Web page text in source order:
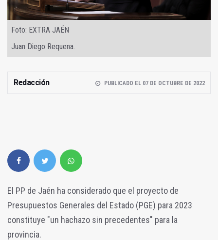
Foto: EXTRA JAÉN
Juan Diego Requena.
Redacción PUBLICADO EL 07 DE OCTUBRE DE 2022
El PP de Jaén ha considerado que el proyecto de
Presupuestos Generales del Estado (PGE) para 2023
constituye "un hachazo sin precedentes" para la
provincia.